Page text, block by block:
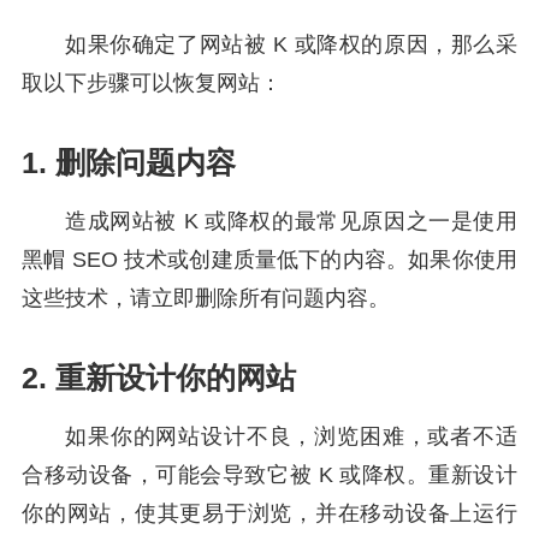
如果你确定了网站被 K 或降权的原因，那么采
取以下步骤可以恢复网站：
1. 删除问题内容
造成网站被 K 或降权的最常见原因之一是使用
黑帽 SEO 技术或创建质量低下的内容。如果你使用
这些技术，请立即删除所有问题内容。
2. 重新设计你的网站
如果你的网站设计不良，浏览困难，或者不适
合移动设备，可能会导致它被 K 或降权。重新设计
你的网站，使其更易于浏览，并在移动设备上运行